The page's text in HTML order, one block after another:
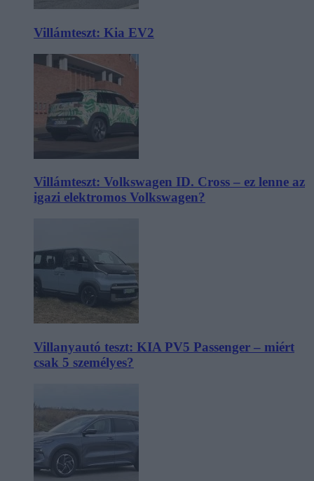
Villámteszt: Kia EV2
Villámteszt: Volkswagen ID. Cross – ez lenne az
igazi elektromos Volkswagen?
Villanyautó teszt: KIA PV5 Passenger – miért
csak 5 személyes?